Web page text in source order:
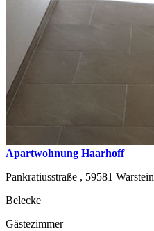
Apartwohnung Haarhoff
Pankratiusstraße , 59581 Warstein
Belecke
Gästezimmer